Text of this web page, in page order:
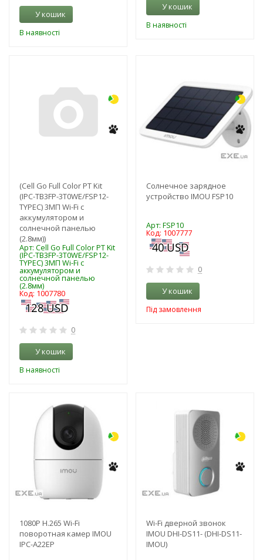
У кошик
В наявності
У кошик
В наявності
(Cell Go Full Color PT Kit
(IPC-TB3FP-3T0WE/FSP12-
TYPEC) 3МП Wi-Fi с
аккумулятором и
солнечной панелью
(2.8мм))
Арт: Cell Go Full Color PT Kit
(IPC-TB3FP-3T0WE/FSP12-
TYPEC) 3МП Wi-Fi с
аккумулятором и
солнечной панелью
(2.8мм)
Код: 1007780
0
У кошик
В наявності
Солнечное зарядное
устройство IMOU FSP10
Арт: FSP10
Код: 1007777
0
У кошик
Під замовлення
1080P H.265 Wi-Fi
поворотная камер IMOU
IPC-A22EP
Wi-Fi дверной звонок
IMOU DHI-DS11- (DHI-DS11-
IMOU)